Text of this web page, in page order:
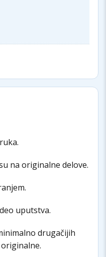
na originalne delove.
uputstva.
drugačijih